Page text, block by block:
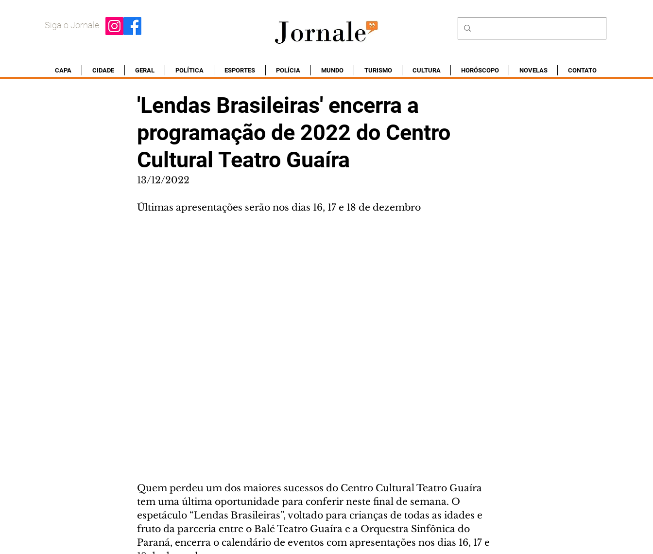
Siga o Jornale
CAPA CIDADE GERAL POLÍTICA ESPORTES POLÍCIA MUNDO TURISMO CULTURA HORÓSCOPO NOVELAS CONTATO
'Lendas Brasileiras' encerra a
programação de 2022 do Centro
Cultural Teatro Guaíra
13/12/2022
Últimas apresentações serão nos dias 16, 17 e 18 de dezembro
Quem perdeu um dos maiores sucessos do Centro Cultural Teatro Guaíra
tem uma última oportunidade para conferir neste final de semana. O
espetáculo “Lendas Brasileiras”, voltado para crianças de todas as idades e
fruto da parceria entre o Balé Teatro Guaíra e a Orquestra Sinfônica do
Paraná, encerra o calendário de eventos com apresentações nos dias 16, 17 e